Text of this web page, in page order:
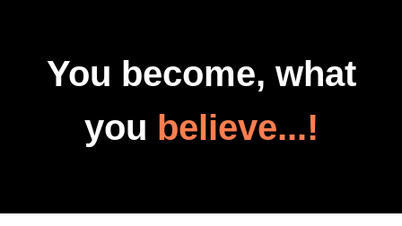
You become, what
you believe...!